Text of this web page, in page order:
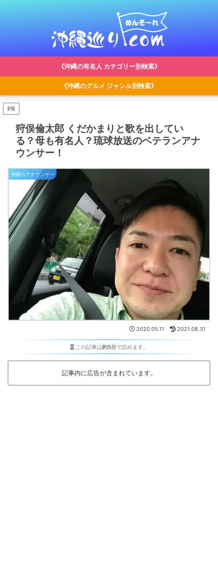
《沖縄の有名人 カテゴリー別検索》
《沖縄のグルメ ジャンル別検索》
PR
狩俣倫太郎 くだかまりと歌を出してい
る？母も有名人？琉球放送のベテランアナ
ウンサー！
沖縄のアナウンサー
2020.05.11 2021.08.31
この記事は約5分で読めます。
記事内に広告が含まれています。